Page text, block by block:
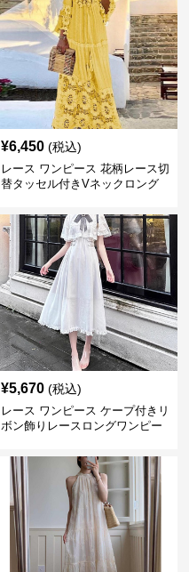
¥6,450 (税込)
レース ワンピース 花柄レース切
替タッセル付きVネックロング
¥5,670 (税込)
レース ワンピース ケープ付きリ
ボン飾りレースロングワンピー